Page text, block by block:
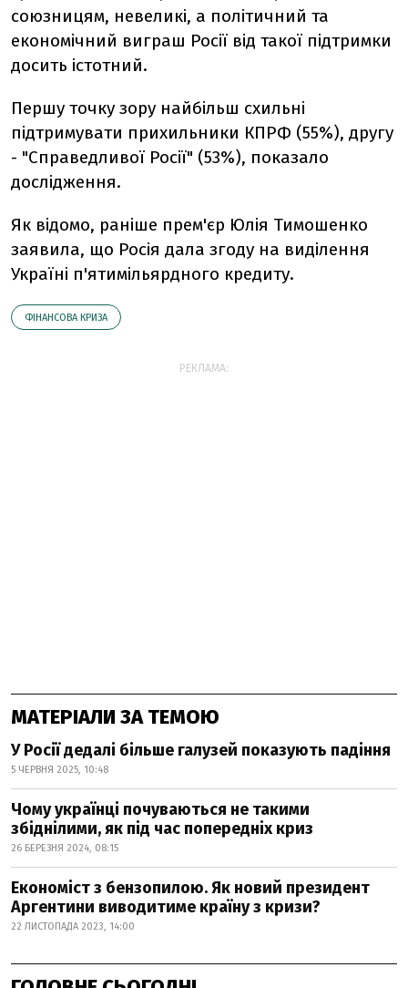
союзницям, невеликі, а політичний та
економічний виграш Росії від такої підтримки
досить істотний.
Першу точку зору найбільш схильні
підтримувати прихильники КПРФ (55%), другу
- "Справедливої Росії" (53%), показало
дослідження.
Як відомо, раніше прем'єр Юлія Тимошенко
заявила, що Росія дала згоду на виділення
Україні п'ятимільярдного кредиту.
ФІНАНСОВА КРИЗА
РЕКЛАМА:
МАТЕРІАЛИ ЗА ТЕМОЮ
У Росії дедалі більше галузей показують падіння
5 ЧЕРВНЯ 2025, 10:48
Чому українці почуваються не такими
збіднілими, як під час попередніх криз
26 БЕРЕЗНЯ 2024, 08:15
Економіст з бензопилою. Як новий президент
Аргентини виводитиме країну з кризи?
22 ЛИСТОПАДА 2023, 14:00